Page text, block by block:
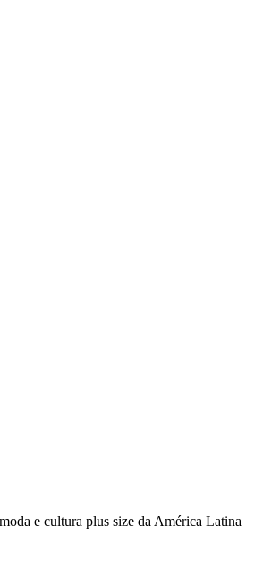
e cultura plus size da América Latina